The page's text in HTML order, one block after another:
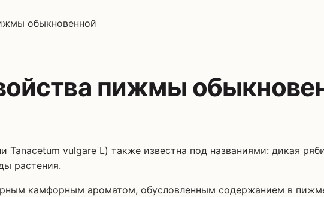
обыкновенной
пижмы
растения.
камфорным ароматом, обусловленным содержанием в